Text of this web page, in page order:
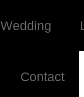
Wedding
Contact